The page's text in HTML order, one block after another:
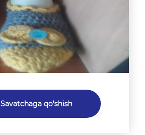
Savatchaga qo'shish